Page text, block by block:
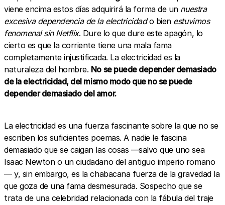
viene encima estos días adquirirá la forma de un nuestra
excesiva dependencia de la electricidado bienestuvimos
fenomenal sin Netflix. Dure lo que dure este apagón, lo
cierto es que la corriente tiene una mala fama
completamente injustificada. La electricidad es la
naturaleza del hombre. No se puede depender demasiado
de la electricidad, del mismo modo que no se puede
depender demasiado del amor.
La electricidad es una fuerza fascinante sobre la que no se
escriben los suficientes poemas. A nadie le fascina
demasiado que se caigan las cosas —salvo que uno sea
Isaac Newton o un ciudadano del antiguo imperio romano
— y, sin embargo, es la chabacana fuerza de la gravedad la
que goza de una fama desmesurada. Sospecho que se
trata de una celebridad relacionada con la fábula del traje